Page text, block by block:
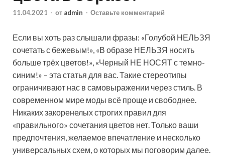
11.04.2021 - от admin - Оставьте комментарий
Если вы хоть раз слышали фразы: «Голубой НЕЛЬЗЯ
сочетать с бежевым!», «В образе НЕЛЬЗЯ носить
больше трёх цветов!», «Черный НЕ НОСЯТ с темно-
синим!» – эта статья для вас. Такие стереотипы
ограничивают нас в самовыражении через стиль. В
современном мире моды всё проще и свободнее.
Никаких закоренелых строгих правил для
«правильного» сочетания цветов нет. Только ваши
предпочтения, желаемое впечатление и несколько
универсальных схем, о которых мы поговорим далее.